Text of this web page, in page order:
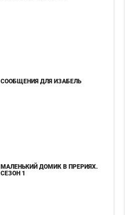
СООБЩЕНИЯ ДЛЯ ИЗАБЕЛЬ
МАЛЕНЬКИЙ ДОМИК В ПРЕРИЯХ.
СЕЗОН 1